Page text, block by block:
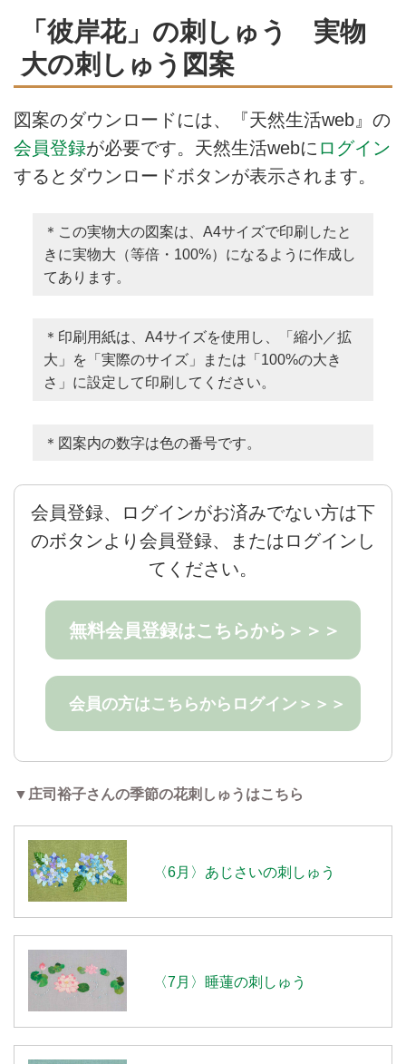
「彼岸花」の刺しゅう 実物
大の刺しゅう図案
図案のダウンロードには、『天然生活web』の
会員登録が必要です。天然生活webに ログイン
するとダウンロードボタンが表示されます。
＊この実物大の図案は、A4サイズで印刷したと
きに実物大（等倍・100%）になるように作成し
てあります。
＊印刷用紙は、A4サイズを使用し、「縮小／拡
大」を「実際のサイズ」または「100%の大き
さ」に設定して印刷してください。
＊図案内の数字は色の番号です。
会員登録、ログインがお済みでない方は下
のボタンより会員登録、またはログインし
てください。
無料会員登録はこちらから＞＞＞
会員の方はこちらからログイン＞＞＞
▼庄司裕子さんの季節の花刺しゅうはこちら
〈6月〉あじさいの刺しゅう
〈7月〉睡蓮の刺しゅう